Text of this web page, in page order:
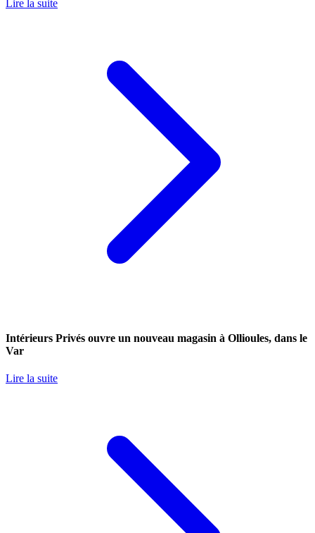
Lire la suite
Intérieurs Privés ouvre un nouveau magasin à Ollioules, dans le
Var
Lire la suite